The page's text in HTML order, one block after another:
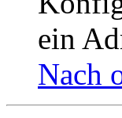
ein
Nach